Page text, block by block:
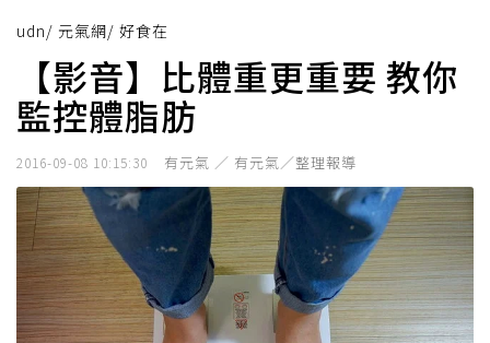
udn/ 元氣網/ 好食在
【影音】比體重更重要 教你
監控體脂肪
2016-09-08 10:15:30 有元氣 ／ 有元氣／整理報導